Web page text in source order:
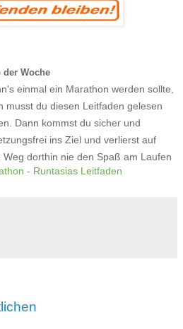
der Woche
einmal ein Marathon werden sollte,
musst du diesen Leitfaden gelesen
Dann kommst du sicher und
ins Ziel und verlierst auf
Weg dorthin nie den Spaß am Laufen
- Runtasias Leitfaden